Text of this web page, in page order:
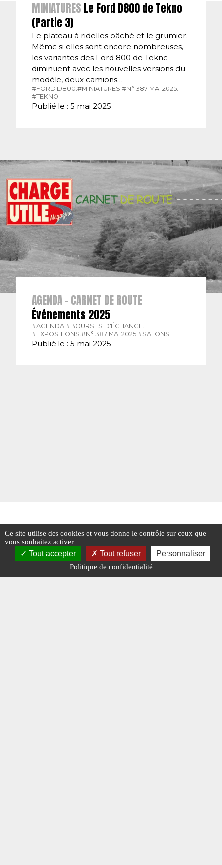
MINIATURES Le Ford D800 de Tekno
(Partie 3)
Le plateau à ridelles bâché et le grumier.
Même si elles sont encore nombreuses,
les variantes des Ford 800 de Tekno
diminuent avec les nouvelles versions du
modèle, deux camions…
#FORD D800.#MINIATURES.#N° 387 MAI 2025.
#TEKNO.
Publié le : 5 mai 2025
AGENDA - CARNET DE ROUTE
Événements 2025
#AGENDA. #BOURSES D'ÉCHANGE.
#EXPOSITIONS. #N° 387 MAI 2025. #SALONS.
Publié le : 5 mai 2025
Ce site utilise des cookies et vous donne le contrôle sur ceux que
vous souhaitez activer
Tout accepter Tout refuser Personnaliser
Politique de confidentialité